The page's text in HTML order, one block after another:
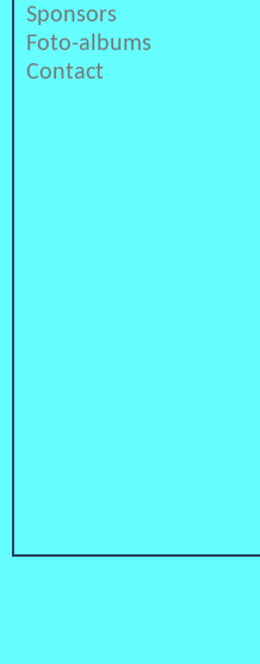
Sponsors
Foto-albums
Contact